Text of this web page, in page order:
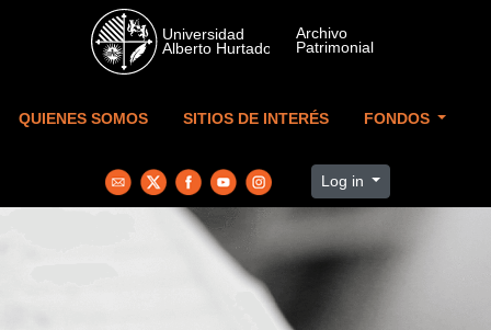
Skip to main content
QUIENES SOMOS SITIOS DE INTERÉS FONDOS
Log in